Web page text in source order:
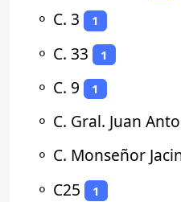
⚬ C. 3 1
⚬ C. 33 1
⚬ C. 9 1
⚬ C. Gral. Juan
⚬ C. Monseñor
⚬ C25 1